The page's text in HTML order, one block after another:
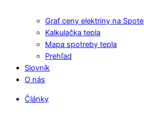
Graf ceny elektriny na Spote
Kalkulačka tepla
Mapa spotreby tepla
Prehľad
Slovník
O nás
Články